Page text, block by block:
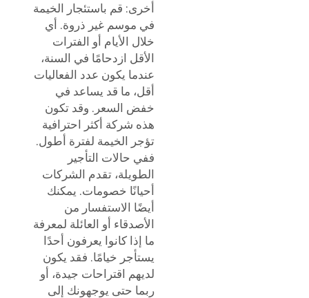
أخرى: قم باستئجار الخيمة
في موسم غير ذروة. أي
خلال الأيام أو الفترات
الأقل ازدحامًا في السنة،
عندما يكون عدد الفعاليات
أقل، ما قد يساعد في
خفض السعر. وقد تكون
هذه شركة أكثر احترافية
تؤجر الخيمة لفترة أطول.
ففي حالات التأجير
الطويلة، تقدم الشركات
أحيانًا خصومات. يمكنك
أيضًا الاستفسار من
الأصدقاء أو العائلة لمعرفة
ما إذا كانوا يعرفون أحدًا
يستأجر خيامًا. فقد يكون
لديهم اقتراحات جيدة، أو
ربما حتى يوجهونك إلى